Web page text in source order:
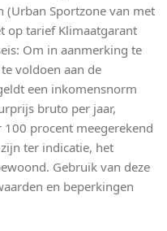
(Urban Sportzone van met
op tarief Klimaatgarant
Om in aanmerking te
voldoen aan de
een inkomensnorm
bruto per jaar,
procent meegerekend
ter indicatie, het
Gebruik van deze
en beperkingen